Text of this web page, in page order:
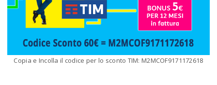
Copia e Incolla il codice per lo sconto TIM: M2MCOF9171172618